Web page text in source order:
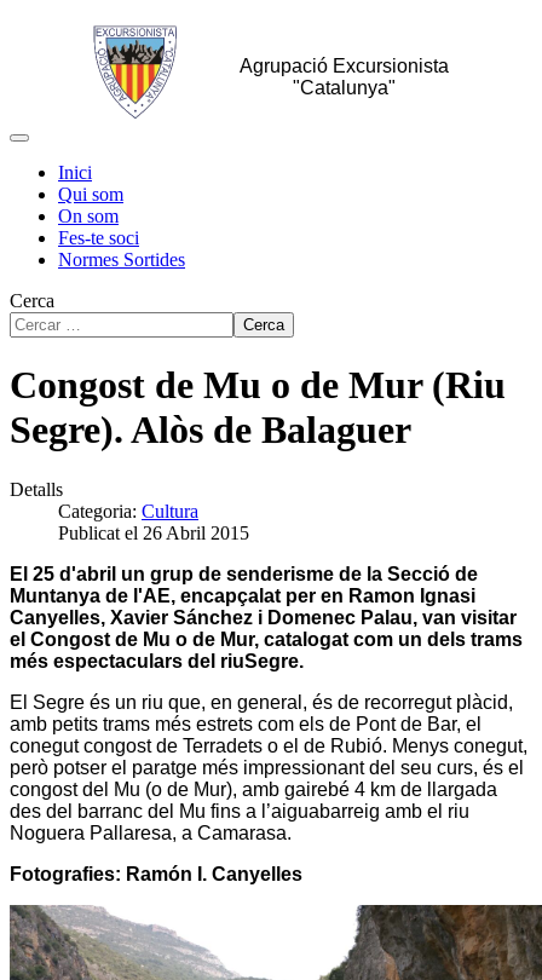
Agrupació Excursionista
"Catalunya"
Inici
Qui som
On som
Fes-te soci
Normes Sortides
Cerca
Cerca
Congost de Mu o de Mur (Riu
Segre). Alòs de Balaguer
Detalls
Categoria: Cultura
Publicat el 26 Abril 2015
El 25 d'abril un grup de senderisme de la Secció de
Muntanya de l'AE, encapçalat per en Ramon Ignasi
Canyelles, Xavier Sánchez i Domenec Palau, van visitar
el Congost de Mu o de Mur, catalogat com un dels trams
més espectaculars del riuSegre.
El Segre és un riu que, en general, és de recorregut plàcid,
amb petits trams més estrets com els de Pont de Bar, el
conegut congost de Terradets o el de Rubió. Menys conegut,
però potser el paratge més impressionant del seu curs, és el
congost del Mu (o de Mur), amb gairebé 4 km de llargada
des del barranc del Mu fins a l’aiguabarreig amb el riu
Noguera Pallaresa, a Camarasa.
Fotografies: Ramón I. Canyelles